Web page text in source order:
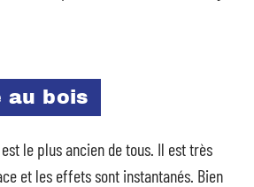
au bois
le plus ancien de tous. Il est très
et les effets sont instantanés. Bien